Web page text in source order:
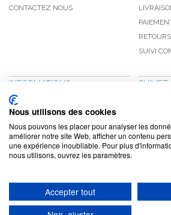
CONTACTEZ NOUS
SUIVI
INFORMATIONS
NOUVEAUTÉS
PROMOTIONS
CGV
CONFIDENTIALITÉ
MENTIONS LÉGALES
www.toiture-online.com © 2010-2026 /
Nous utilisons des cookies
Nous pouvons les placer pour analyser les
améliorer notre site Web, afficher un contenu
une expérience inoubliable. Pour plus
nous utilisons, ouvrez les paramètres.
Accepter tout